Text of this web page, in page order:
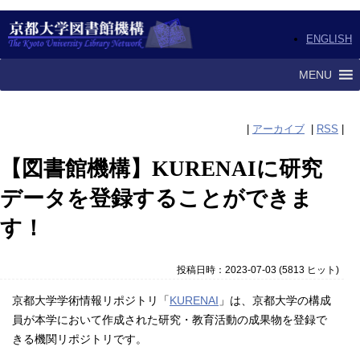
ENGLISH
MENU
アーカイブ RSS
【図書館機構】KURENAIに研究
データを登録することができま
す！
投稿日時：2023-07-03(5813 ヒット )
京都大学学術情報リポジトリ「KURENAI 」は、京都大学の構成
員が本学において作成された研究・教育活動の成果物を登録で
きる機関リポジトリです。